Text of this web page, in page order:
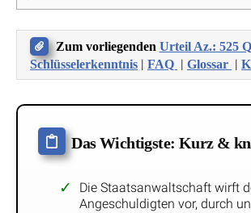
Zum vorliegenden Urteil Az.: 525
Schlüsselerkenntnis | FAQ | Glossar |
Das Wichtigste: Kurz &
Die Staatsanwaltschaft wirft
Angeschuldigten vor, durch